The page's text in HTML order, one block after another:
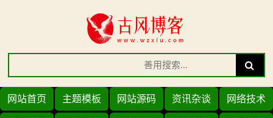
Search
for:
Search
网站首页 主题模板 网站源码 资讯杂谈 网络技术